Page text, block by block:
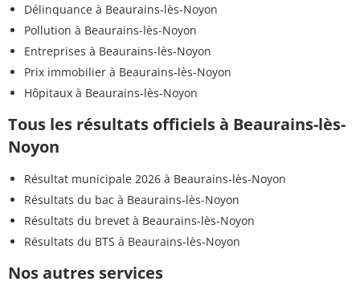
Délinquance à Beaurains-lès-Noyon
Pollution à Beaurains-lès-Noyon
Entreprises à Beaurains-lès-Noyon
Prix immobilier à Beaurains-lès-Noyon
Hôpitaux à Beaurains-lès-Noyon
Tous les résultats officiels à Beaurains-lès-
Noyon
Résultat municipale 2026 à Beaurains-lès-Noyon
Résultats du bac à Beaurains-lès-Noyon
Résultats du brevet à Beaurains-lès-Noyon
Résultats du BTS à Beaurains-lès-Noyon
Nos autres services